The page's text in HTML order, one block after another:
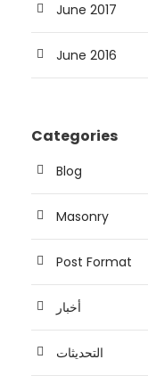
June 2017
June 2016
Categories
Blog
Masonry
Post Format
أخبار
التحديثات